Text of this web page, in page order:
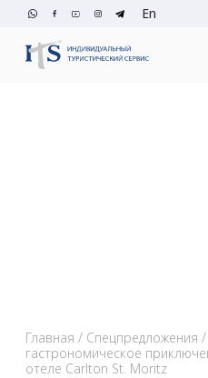
En
Главная Спецпредложения
гастрономическое
отеле Carlton St. Moritz